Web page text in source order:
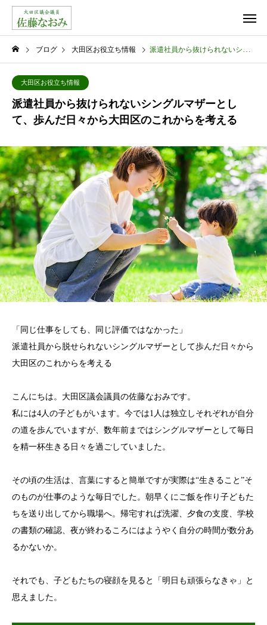
ブログ 大田区お役立ち情報 派遣社員から抜けられないシングルマザーとして、歩んだ日々から大田区のこれからを考える
大田区お役立ち情報
派遣社員から抜けられないシングルマザーとし
て、歩んだ日々から大田区のこれからを考える
「同じ仕事をしても、同じ評価ではなかった」
派遣社員から脱せられないシングルマザーとして歩んだ日々から
大田区のこれからを考える
こんにちは。大田区議会議員の佐藤なおみです。
私には4人の子どもがいます。今では1人は独立しそれぞれが自分
の道を歩んでいますが、数年前まではシングルマザーとして毎日
を精一杯生きる日々を過ごしていました。
その頃の生活は、言葉にすると簡単ですが実際は“生きること”そ
のものが仕事のような毎日でした。朝早くにご飯を作り子どもた
ちを送り出してから職場へ。帰宅すれば洗濯、夕食の支度、学校
の書類の確認、夜が終わるころにはようやく自分の時間が数分あ
るかないか。
それでも、子どもたちの寝顔を見ると「明日も頑張らなきゃ」と
思えました。